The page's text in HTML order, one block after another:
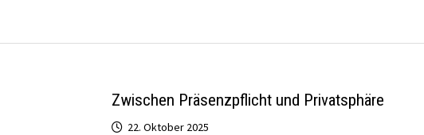
Zwischen Präsenzpflicht und Privatsphäre
22. Oktober 2025